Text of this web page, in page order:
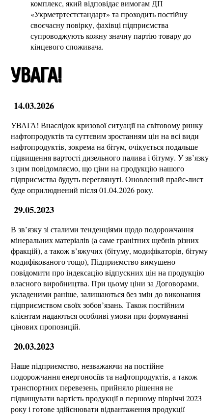
комплекс, який відповідає вимогам ДП
«Укрметртестстандарт» та проходить постійну
своєчасну повірку, фахівці підприємства
супроводжують кожну значну партію товару до
кінцевого споживача.
УВАГА!
14.03.2026
УВАГА! Внаслідок кризової ситуації на світовому ринку
нафтопродуктів та суттєвим зростанням цін на всі види
нафтопродуктів, зокрема на бітум, очікується подальше
підвищення вартості дизельного палива і бітуму. У зв’язку
з цим повідомляємо, що ціни на продукцію нашого
підприємства будуть переглянуті. Оновлений прайс-лист
буде оприлюднений після 01.04.2026 рокy.
29.05.2023
В зв’язку зі сталими тенденціями щодо подорожчання
мінеральних матеріалів (а саме гранітних щебнів різних
фракцій), а також в’яжучих (бітуму, модифікаторів, бітуму
модифікованого тощо), Підприємство вимушено
повідомити про індексацію відпускних цін на продукцію
власного виробництва. При цьому ціни за Договорами,
укладеними раніше, залишаються без змін до виконання
підприємством своїх зобов’язань. Також постійним
клієнтам надаються особливі умови при формуванні
цінових пропозицій.
20.03.2023
Наше підприємство, незважаючи на постійне
подорожчання енергоносіїв та нафтопродуктів, а також
транспортних перевезень, прийняло рішення не
підвищувати вартість продукції в першому півріччі 2023
року і готове здійснювати відвантаження продукції